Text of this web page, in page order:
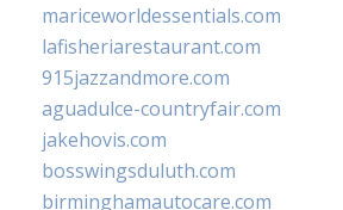
mariceworldessentials.com
lafisheriarestaurant.com
915jazzandmore.com
aguadulce-countryfair.com
jakehovis.com
bosswingsduluth.com
birminghamautocare.com